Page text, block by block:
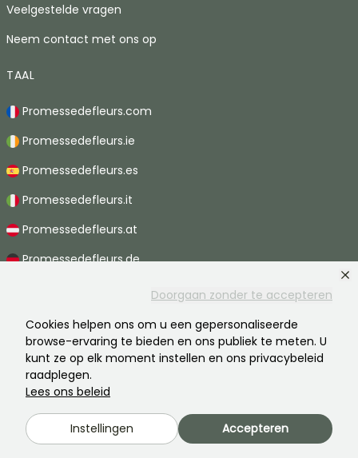
Doorgaan zonder te accepteren
Cookies helpen ons om u een gepersonaliseerde
browse-ervaring te bieden en ons publiek te meten. U
kunt ze op elk moment instellen en ons privacybeleid
raadplegen.
Lees ons beleid
Instellingen Accepteren
Veelgestelde vragen
Neem contact met ons op
TAAL
Promessedefleurs.com
Promessedefleurs.ie
Promessedefleurs.es
Promessedefleurs.it
Promessedefleurs.at
Promessedefleurs.de
Promessedefleurs.pt
Promessedefleurs.ch
2026 ©Promesse de fleurs - Alle rechten voorbehouden.
Wettelijke vermeldingen
AGB-Privacy